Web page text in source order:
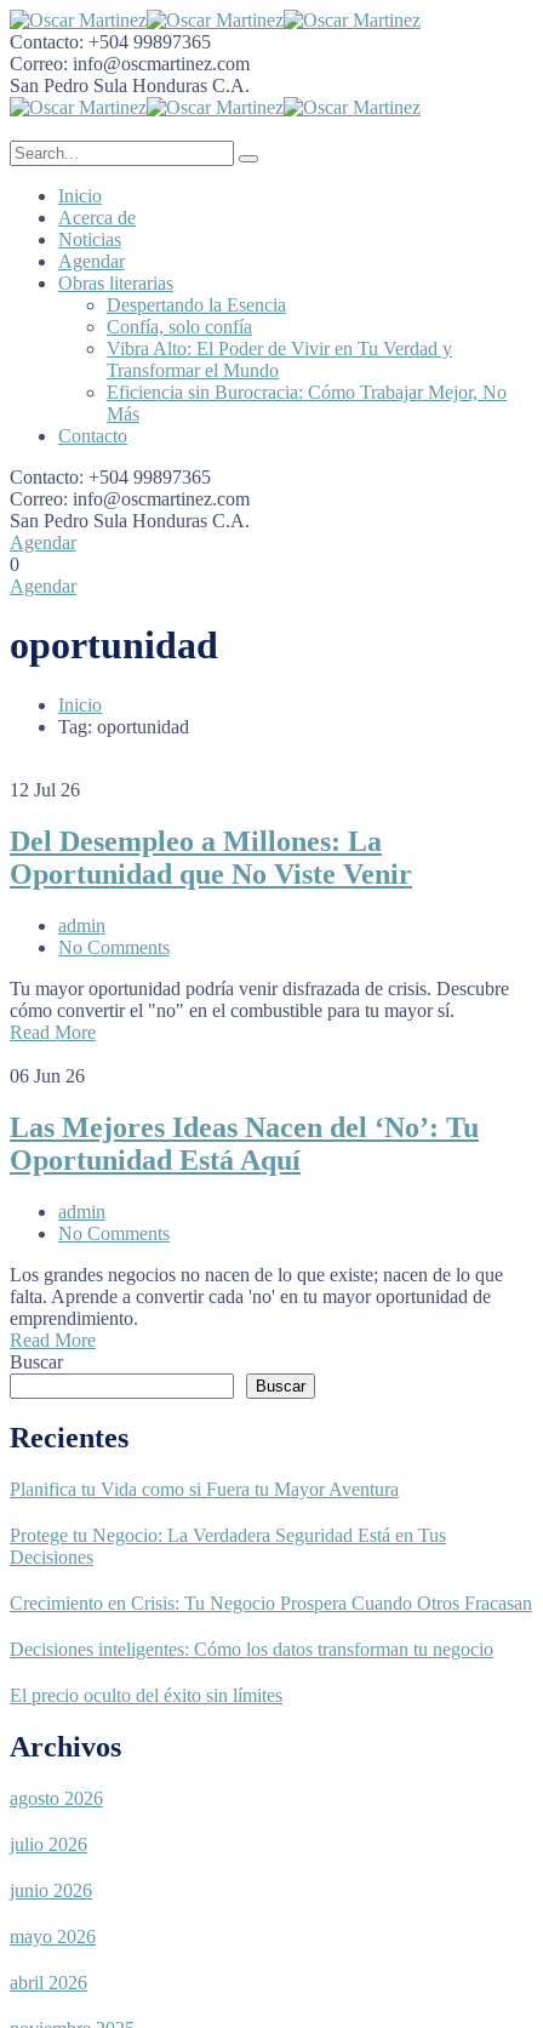
Contacto: +504 99897365
Correo: info@oscmartinez.com
San Pedro Sula Honduras C.A.
Inicio
Acerca de
Noticias
Agendar
Obras literarias
Despertando la Esencia
Confía, solo confía
Vibra Alto: El Poder de Vivir en Tu Verdad y
Transformar el Mundo
Eficiencia sin Burocracia: Cómo Trabajar Mejor, No
Más
Contacto
Contacto: +504 99897365
Correo: info@oscmartinez.com
San Pedro Sula Honduras C.A.
Agendar
0
Agendar
oportunidad
Inicio
Tag: oportunidad
12 Jul 26
Del Desempleo a Millones: La
Oportunidad que No Viste Venir
admin
No Comments
Tu mayor oportunidad podría venir disfrazada de crisis. Descubre
cómo convertir el "no" en el combustible para tu mayor sí.
Read More
06 Jun 26
Las Mejores Ideas Nacen del ‘No’: Tu
Oportunidad Está Aquí
admin
No Comments
Los grandes negocios no nacen de lo que existe; nacen de lo que
falta. Aprende a convertir cada 'no' en tu mayor oportunidad de
emprendimiento.
Read More
Buscar
Buscar
Recientes
Planifica tu Vida como si Fuera tu Mayor Aventura
Protege tu Negocio: La Verdadera Seguridad Está en Tus
Decisiones
Crecimiento en Crisis: Tu Negocio Prospera Cuando Otros Fracasan
Decisiones inteligentes: Cómo los datos transforman tu negocio
El precio oculto del éxito sin límites
Archivos
agosto 2026
julio 2026
junio 2026
mayo 2026
abril 2026